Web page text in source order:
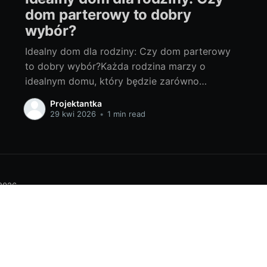
dom parterowy to dobry
wybór?
Idealny dom dla rodziny: Czy dom parterowy
to dobry wybór?Każda rodzina marzy o
idealnym domu, który będzie zarówno
funkcjonalny, jak i estetycznie atrakcyjny.
Kluczową kwestią jest, co wpływa na decyzje
dobry wybór dla rodziny? Czym jest idealny
Projektantka
29 kwi 2026 • 1 min read